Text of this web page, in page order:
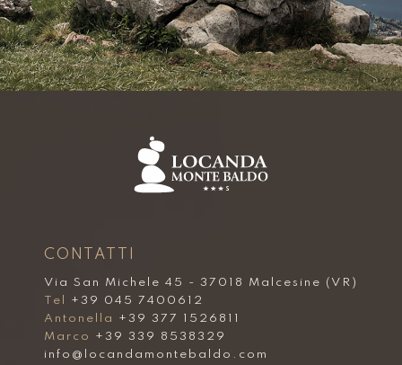
CONTATTI
Via San Michele 45 - 37018 Malcesine (VR)
Tel
+39 045 7400612
Antonella
+39 377 1526811
Marco
+39 339 8538329
info@locandamontebaldo.com